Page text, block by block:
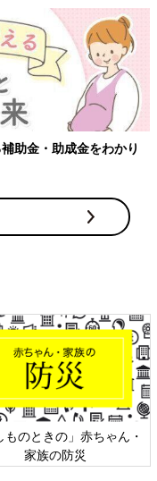
助金・助成金をわかり
ものときの」赤ちゃん・
家族の防災